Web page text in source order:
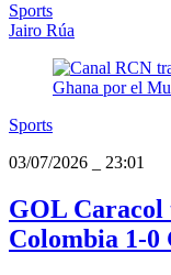
Sports
Jairo Rúa
Sports
03/07/2026
23:01
GOL Caracol
Colombia 1-0